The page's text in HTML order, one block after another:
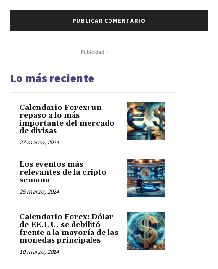
- Publicidad -
Lo más reciente
Calendario Forex: un
repaso a lo más
importante del mercado
de divisas
27 marzo, 2024
Los eventos más
relevantes de la cripto
semana
25 marzo, 2024
Calendario Forex: Dólar
de EE.UU. se debilitó
frente a la mayoría de las
monedas principales
10 marzo, 2024